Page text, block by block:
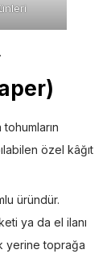
özel kâğıt
üründür.
ya da el ilanı
yerine toprağa